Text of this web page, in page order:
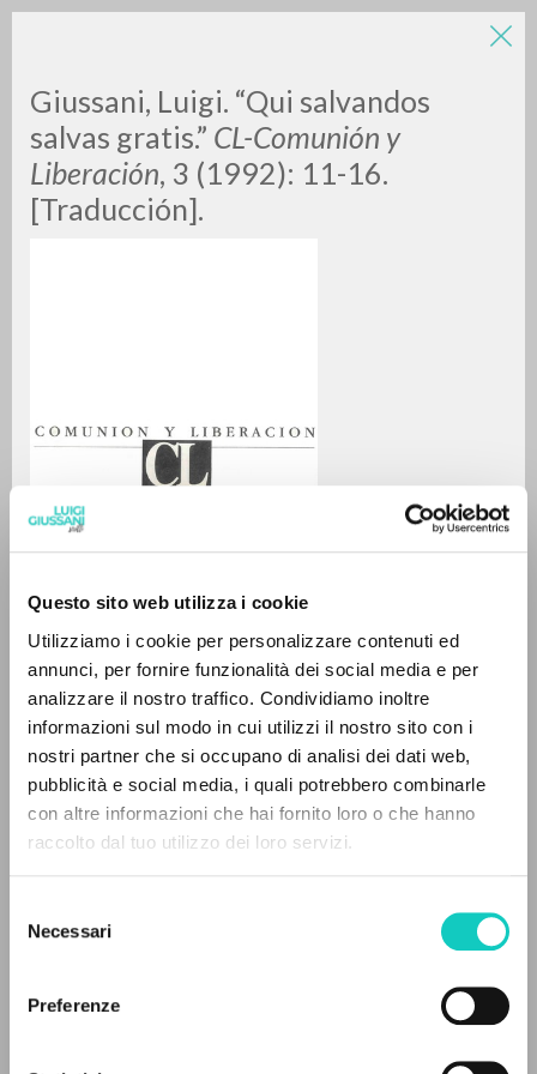
Questo sito web utilizza i cookie
Utilizziamo i cookie per personalizzare contenuti ed
annunci, per fornire funzionalità dei social media e per
analizzare il nostro traffico. Condividiamo inoltre
informazioni sul modo in cui utilizzi il nostro sito con i
nostri partner che si occupano di analisi dei dati web,
pubblicità e social media, i quali potrebbero combinarle
con altre informazioni che hai fornito loro o che hanno
raccolto dal tuo utilizzo dei loro servizi.
delNecessari
Preferenze
Giussani, Luigi. “Qui salvandos
salvas gratis.” CL-Comunión y
Liberación, 3 (1992): 11-16.
[Traducción].
Giussani LuigiAuthor
Spanish
CL-Comunión y Liberación
LUIGI
GIUSSANI
A
Z